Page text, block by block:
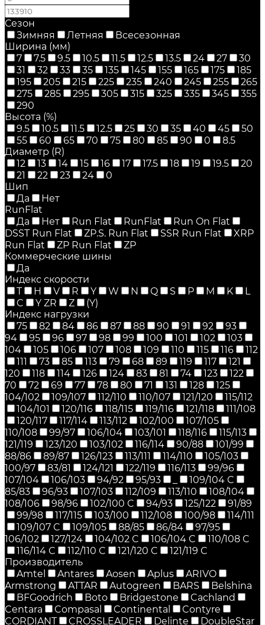
Сезон
Зимняя
Летняя
Всесезонная
Ширина (мм)
7
7.5 9.5 10.5 11.5 12.5 13.5 24 27
30
31
32 33 35 135 145 155 165 175
185
195
205 215 225 235 240 245 255
265
275
285 295 305 315 325 335 345
355
290
Высота (%)
9.5
10.5 11.5 12.5 25 30 35 40 45
50
55
60 65 70 75 80 85 90 0
8.5
Диаметр (R)
12
13 14 15 16 17 17.5 18 19 19.5
20
21
22 23 24
0
Шип
Да
Нет
RunFlat
Да
Нет Run Flat RunFlat
Run On Flat
DSST Run Flat
ZP.S. Run Flat SSR Run Flat
XRP
Run Flat
ZP Run Flat
ZP
Коммерческие шины
Да
Индекс скорости
T
H V R Y W N Q S P M K
L
C
Y ZR Z
(Y)
Индекс нагрузки
75
82 84 86 87 88 90 91 92
93
94
95 96 97 98 99 100 101 102
103
104
105 106 107 108 109 110 115 116
112
111
73 85 113 79 68 89 119 117
121
120
118 114 126 124 83 81 74 123
122
70
72 69 77 78 80 71 131 128
125
104/102
109/107 112/110 110/107 121/120
115/112
104/101
120/116 118/115 119/116 121/118
111/108
120/117
117/114 113/112 102/100
107/105
110/108
99/97 106/104 103/101 118/116
115/113
121/119
123/120 103/102 116/114 90/88
101/99
88/86
89/87 126/123 113/111 114/110
105/103
100/97
83/81 124/121 122/119 116/113
99/96
107/104
106/103 94/92 95/93
109/104 C
85/83
96/93 107/103 112/109 113/110
108/104
108/106
98/96 102/100 C 94/93 125/122
91/89
99/98
117/115 103/100 112/108 100/98
114/111
109/107 C
109/105 88/85 86/84
97/95
106/102
127/124 104/102 C 106/104 C
110/108 C
116/114 C
112/110 C 121/120 C
121/119 C
Производитель
Amtel
Antares Aosen Aplus
ARIVO
Armstrong
ATTAR Autogreen BARS
Belshina
BFGoodrich
Boto Bridgestone
Cachland
Centara
Compasal Continental
Contyre
CORDIANT
CROSSLEADER Delinte
DoubleStar